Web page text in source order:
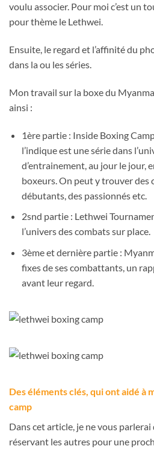
voulu associer. Pour moi c’est un
pour thème le Lethwei.
Ensuite, le regard et l’affinité du
dans la ou les séries.
Mon travail sur la boxe du
ainsi :
1ère partie : Inside Boxing
l’indique est une série dans
d’entrainement, au jour le jour,
boxeurs. On peut y trouver des
débutants, des passionnés etc.
2snd partie : Lethwei
l’univers des combats sur place.
3ème et dernière partie :
fixes de ses combattants, un
avant leur regard.
Des éléments clés, qui ont aidé à
camp
Dans cet article, je ne vous
réservant les autres pour une